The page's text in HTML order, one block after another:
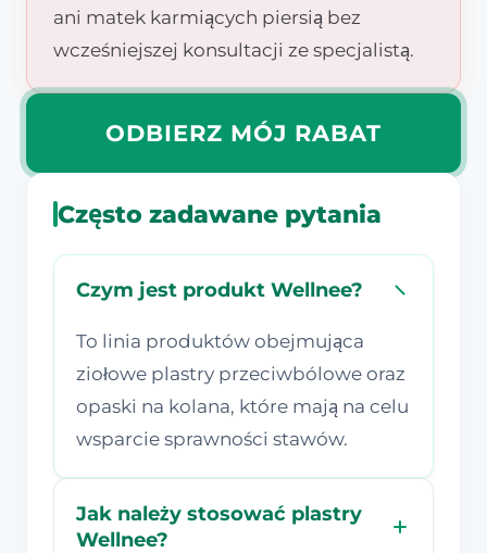
ani matek karmiących piersią bez
wcześniejszej konsultacji ze specjalistą.
ODBIERZ MÓJ RABAT
Często zadawane pytania
Czym jest produkt Wellnee?
To linia produktów obejmująca
ziołowe plastry przeciwbólowe oraz
opaski na kolana, które mają na celu
wsparcie sprawności stawów.
Jak należy stosować plastry
Wellnee?